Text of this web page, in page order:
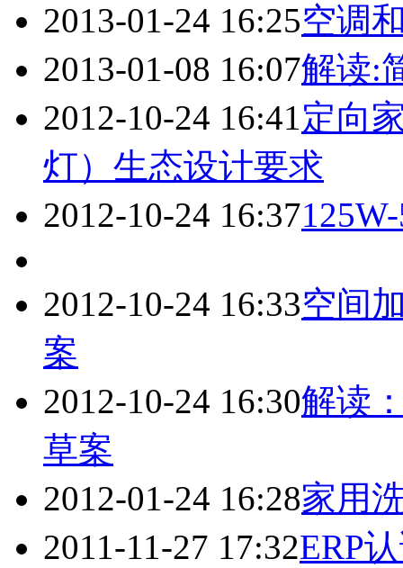
2013-01-24 16:25空调
2013-01-08 16:07解读:
2012-10-24 16:41定向
灯）生态设计要求
2012-10-24 16:37
2012-10-24 16:33空间
案
2012-10-24 16:30解读
草案
2012-01-24 16:28家用
2011-11-27 17:32ERP